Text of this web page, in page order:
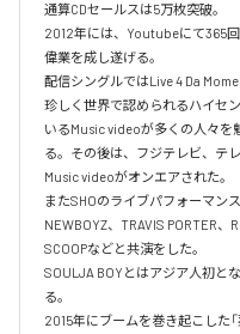
通算CDセールスは5万枚突破。
2012年には、Youtubeにて365
偉業を成し遂げる。
配信シングルではLive 4 Da
珍しく世界で認められるハイセ
いるMusic videoが多くの人々を
る。その後は、フジテレビ、テ
Music videoがオンエアされた。
またSHOのライブパフォーマン
NEWBOYZ、TRAVIS PORTER、
SCOOPなどと共演をした。
SOULJA BOYとはアジア人初と
る。
2015年にブームを巻き起こした